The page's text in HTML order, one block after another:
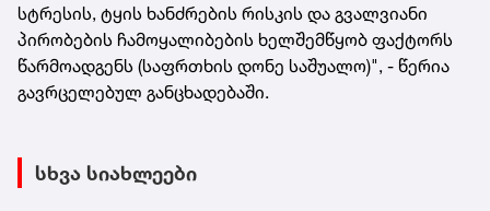
სტრესის, ტყის ხანძრების რისკის და გვალვიანი
პირობების ჩამოყალიბების ხელშემწყობ ფაქტორს
წარმოადგენს (საფრთხის დონე საშუალო)", - წერია
გავრცელებულ განცხადებაში.
სხვა სიახლეები